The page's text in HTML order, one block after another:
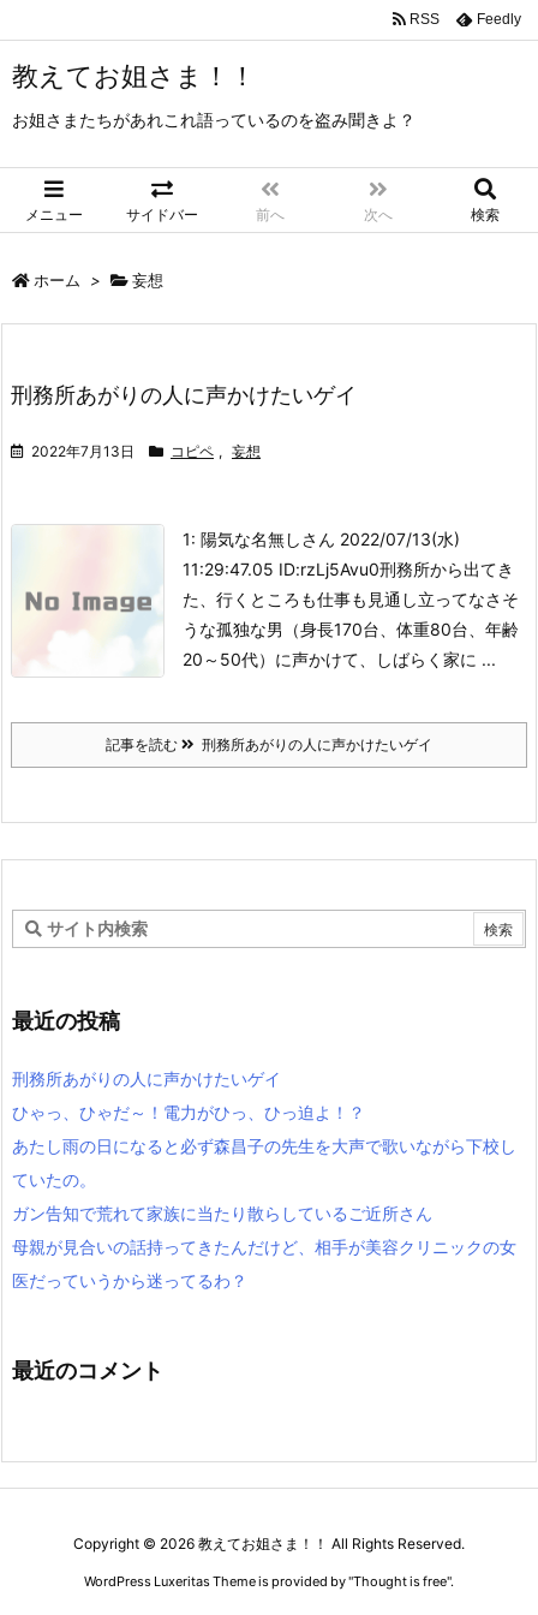
教えてお姐さま！！
お姐さまたちがあれこれ語っているのを盗み聞きよ？
メニュー サイドバー 前へ 次へ 検索
RSS Feedly
ホーム > 妄想
刑務所あがりの人に声かけたいゲイ
2022年7月13日 コピペ , 妄想
1: 陽気な名無しさん 2022/07/13(水)
11:29:47.05 ID:rzLj5Avu0刑務所から出てき
た、行くところも仕事も見通し立ってなさそ
うな孤独な男（身長170台、体重80台、年齢
20～50代）に声かけて、しばらく家に ...
記事を読む 刑務所あがりの人に声かけたいゲイ
最近の投稿
刑務所あがりの人に声かけたいゲイ
ひゃっ、ひゃだ～！電力がひっ、ひっ迫よ！？
あたし雨の日になると必ず森昌子の先生を大声で歌いながら下校し
ていたの。
ガン告知で荒れて家族に当たり散らしているご近所さん
母親が見合いの話持ってきたんだけど、相手が美容クリニックの女
医だっていうから迷ってるわ？
最近のコメント
Copyright © 2026 教えてお姐さま！！ All Rights Reserved.
WordPress Luxeritas Theme is provided by "Thought is free".